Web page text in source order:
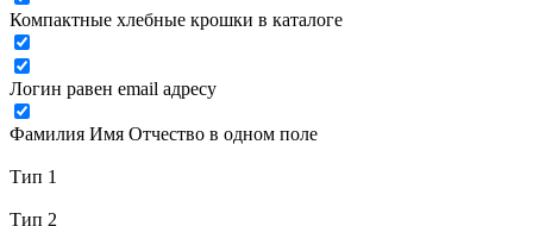
Компактные хлебные крошки в каталоге
Логин равен email адресу
Фамилия Имя Отчество в одном поле
Тип 1
Тип 2